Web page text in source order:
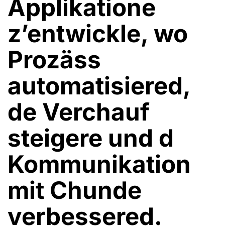
Applikatione
z’entwickle, wo
Prozäss
automatisiered,
de Verchauf
steigere und d
Kommunikation
mit Chunde
verbessered.